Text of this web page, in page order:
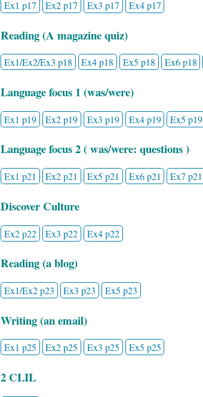
Ex1 p17 Ex2 p17 Ex3 p17 Ex4 p17
Reading (A magazine quiz)
Ex1/Ex2/Ex3 p18 Ex4 p18 Ex5 p18 Ex6 p18
Language focus 1 (was/were)
Ex1 p19 Ex2 p19 Ex3 p19 Ex4 p19 Ex5 p19
Language focus 2 ( was/were: questions )
Ex1 p21 Ex2 p21 Ex5 p21 Ex6 p21 Ex7 p21
Discover Culture
Ex2 p22 Ex3 p22 Ex4 p22
Reading (a blog)
Ex1/Ex2 p23 Ex3 p23 Ex5 p23
Writing (an email)
Ex1 p25 Ex2 p25 Ex3 p25 Ex5 p25
2 CLIL